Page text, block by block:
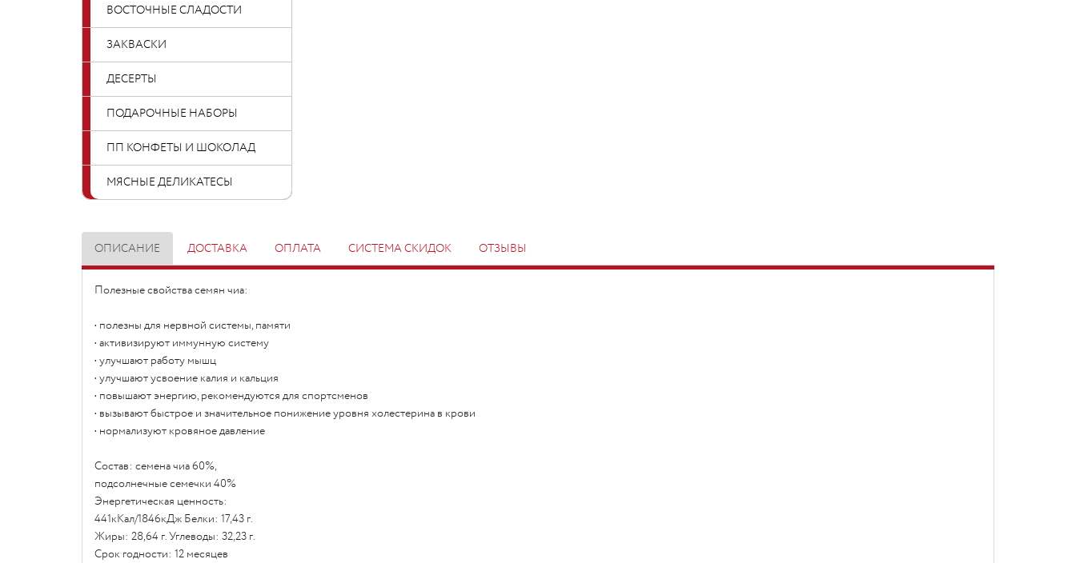
ВОСТОЧНЫЕ СЛАДОСТИ
ЗАКВАСКИ
ДЕСЕРТЫ
ПОДАРОЧНЫЕ НАБОРЫ
ПП КОНФЕТЫ И ШОКОЛАД
МЯСНЫЕ ДЕЛИКАТЕСЫ
ОПИСАНИЕ ДОСТАВКА ОПЛАТА СИСТЕМА СКИДОК ОТЗЫВЫ
Полезные свойства семян чиа:
• полезны для нервной системы, памяти
• активизируют иммунную систему
• улучшают работу мышц
• улучшают усвоение калия и кальция
• повышают энергию, рекомендуются для спортсменов
• вызывают быстрое и значительное понижение уровня холестерина в крови
• нормализуют кровяное давление
Состав: семена чиа 60%,
подсолнечные семечки 40%
Энергетическая ценность:
441кКал/1846кДж Белки: 17,43 г.
Жиры: 28,64 г. Углеводы: 32,23 г.
Срок годности: 12 месяцев